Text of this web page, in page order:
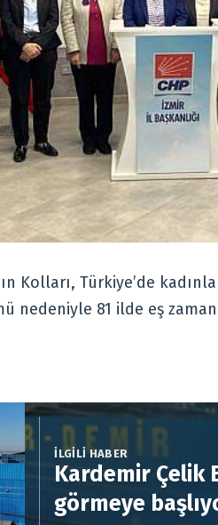
Kolları, Türkiye’de
nedeniyle 81 ilde eş
İLGİLİ HABER
Kardemir Çelik
görmeye